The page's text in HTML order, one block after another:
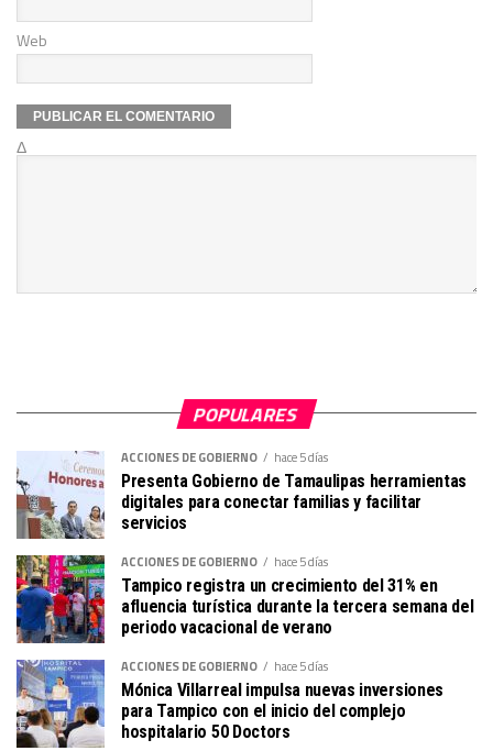
Web
Δ
POPULARES
ACCIONES DE GOBIERNO hace 5 días
Presenta Gobierno de Tamaulipas herramientas
digitales para conectar familias y facilitar
servicios
ACCIONES DE GOBIERNO hace 5 días
Tampico registra un crecimiento del 31% en
afluencia turística durante la tercera semana del
periodo vacacional de verano
ACCIONES DE GOBIERNO hace 5 días
Mónica Villarreal impulsa nuevas inversiones
para Tampico con el inicio del complejo
hospitalario 50 Doctors